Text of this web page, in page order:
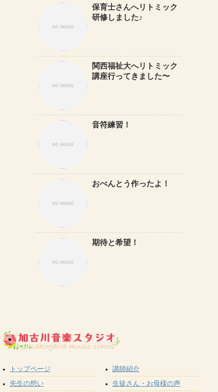
保育士さんへリトミック
研修しました♪
関西福祉大へリトミック
講座行ってきました〜
音符練習！
おべんとう作ったよ！
期待と希望！
トップページ
先生の想い
講師紹介
生徒さん・お母様の声